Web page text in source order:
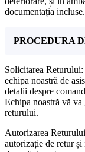
documentația incluse.
PROCEDURA
Solicitarea
echipa noastră de
detalii despre
Echipa noastră vă
returului.
Autorizarea
autorizație de retur